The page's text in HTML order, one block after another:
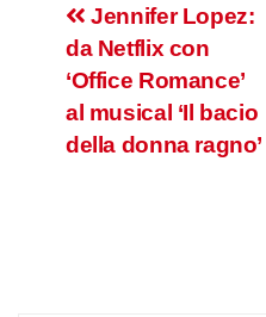
Navigazione
articoli
Jennifer Lopez:
da Netflix con
‘Office Romance’
al musical ‘Il bacio
della donna ragno’